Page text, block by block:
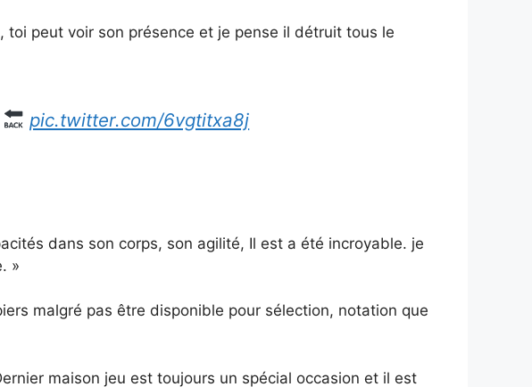
toi peut voir son présence et je pense il détruit tous le
pic.twitter.com/6vgtitxa8j
dans son corps, son agilité, Il est a été incroyable. je
»
malgré pas être disponible pour sélection, notation que
maison jeu est toujours un spécial occasion et il est